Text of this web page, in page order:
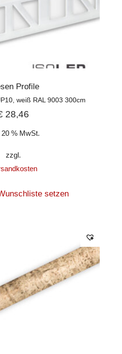
Profile
weiß RAL 9003 300cm
28,46
20 % MwSt.
zzgl.
setzen